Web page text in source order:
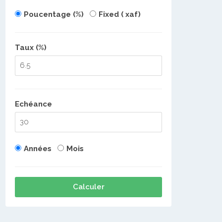
Poucentage (%) Fixed ( xaf)
Taux (%)
Echéance
Années Mois
Calculer